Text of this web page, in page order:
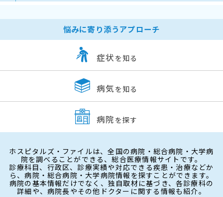
悩みに寄り添うアプローチ
症状 を知る
病気 を知る
病院 を探す
ホスピタルズ・ファイルは、全国の病院・総合病院・大学病
院を調べることができる、総合医療情報サイトです。
診療科目、行政区、診療実績や対応できる疾患・治療などか
ら、病院・総合病院・大学病院情報を探すことができます。
病院の基本情報だけでなく、独自取材に基づき、各診療科の
詳細や、病院長やその他ドクターに関する情報も紹介。